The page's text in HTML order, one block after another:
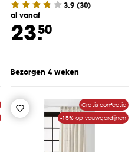
3.9 (30)
al vanaf
23.50
Bezorgen 4 weken
Gratis confectie
-15% op vouwgordijnen